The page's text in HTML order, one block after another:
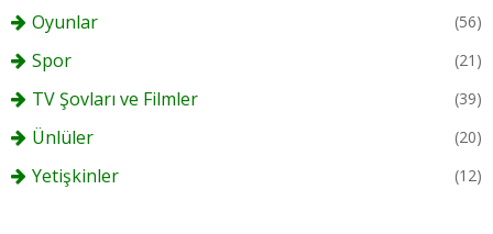
Oyunlar (56)
Spor (21)
TV Şovları ve Filmler (39)
Ünlüler (20)
Yetişkinler (12)